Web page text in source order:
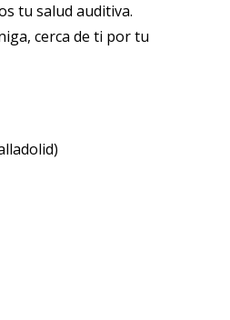
tu salud auditiva.
cerca de ti por tu